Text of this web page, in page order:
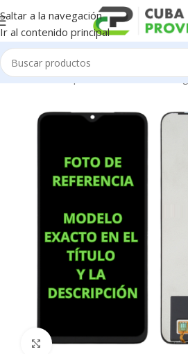
Saltar a la navegación
Ir al contenido principal
Inicio/Piezas para Celulares/Samsung
Click para agrandar